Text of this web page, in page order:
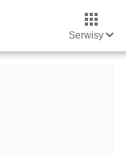
Serwisy